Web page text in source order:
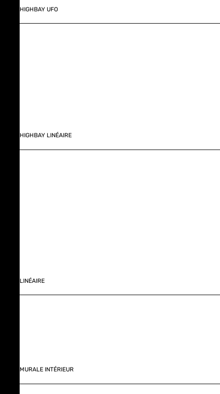
HIGHBAY UFO
HIGHBAY LINÉAIRE
LINÉAIRE
MURALE INTÉRIEUR